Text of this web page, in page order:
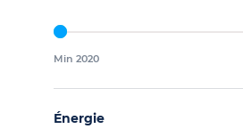
Min 2020
Énergie